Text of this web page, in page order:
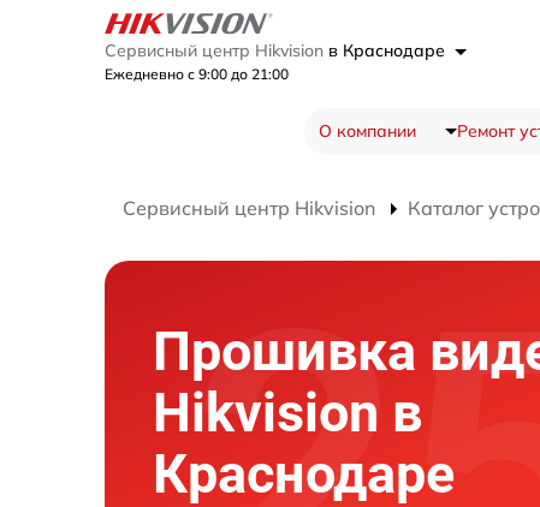
Сервисный центр Hikvision в Краснодаре
Ежедневно с 9:00 до 21:00
О компании Ремонт
Сервисный центр Hikvision Каталог
Прошивка
Hikvision в
Краснодаре